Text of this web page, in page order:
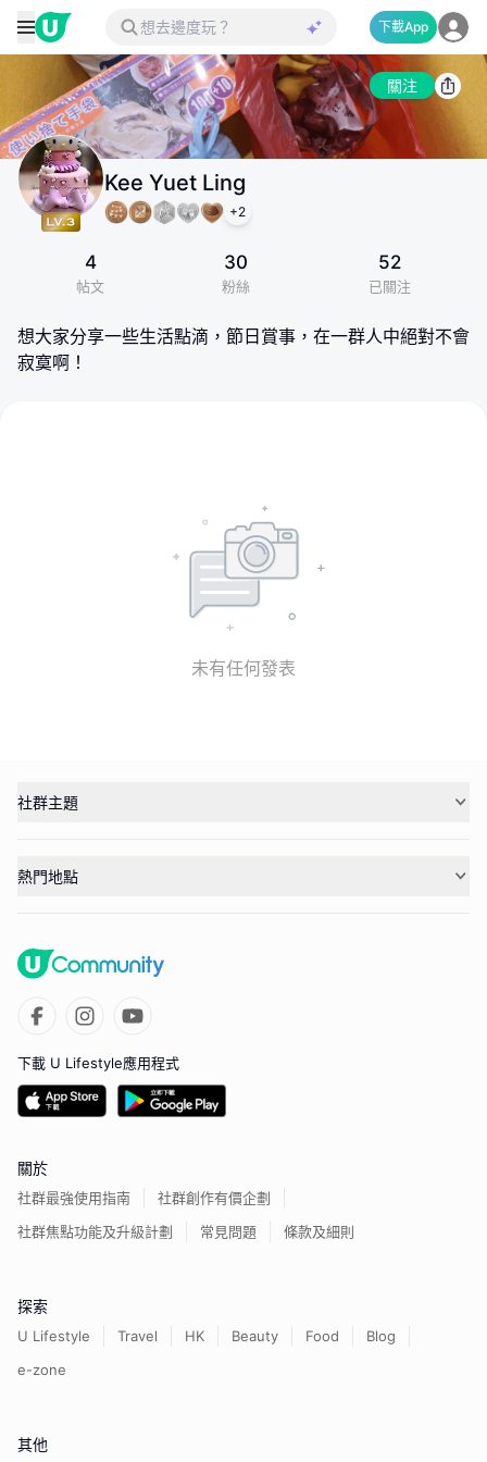
下載App
關注
Kee Yuet Ling
+2
4
帖文
30
粉絲
52
已關注
想大家分享一些生活點滴，節日賞事，在一群人中絕對不會
寂寞啊！
未有任何發表
社群主題
熱門地點
下載 U Lifestyle應用程式
關於
社群最強使用指南
社群創作有價企劃
社群焦點功能及升級計劃
常見問題 條款及細則
探索
U Lifestyle Travel HK Beauty Food
Blog
e-zone
其他